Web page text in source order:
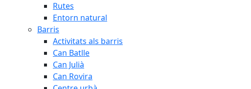
Rutes
Entorn natural
Barris
Activitats als barris
Can Batlle
Can Julià
Can Rovira